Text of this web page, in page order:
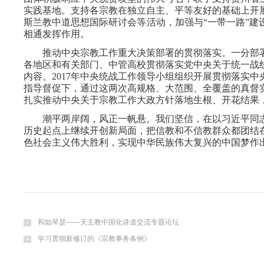
实践基地。支持各宗教在独立自主、平等友好的基础上
斯兰教中道思想国际研讨会等活动，加强与“一带一路”
相通发挥作用。
推动中央宗教工作重大决策部署的贯彻落实。一分部
各地区和有关部门、中管高校贯彻落实党中央关于统一
内容。2017年中央统战工作领导小组组织开展贯彻落实
指导督促下，通过这两次高规格、大范围、全覆盖的真
扎实推动中央关于宗教工作大政方针落地生根、开花结果
潮平两岸阔，风正一帆悬。我们坚信，在以习近平同
历史起点上继续开创新局面，把信教和不信教群众都团
色社会主义伟大胜利，实现中华民族伟大复兴的中国梦作
和如琴瑟——天主教中国化讲道交流专题论坛
学习贯彻新修订的《宗教事务条例》